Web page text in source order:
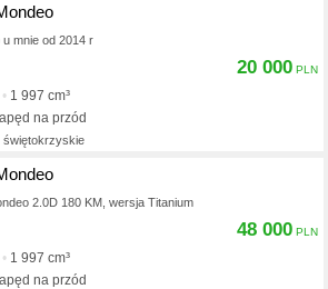
u mnie od 2014 r
1 997 cm³
na przód
świętokrzyskie
20 000
2.0D 180 KM, wersja Titanium
1 997 cm³
na przód
48 000